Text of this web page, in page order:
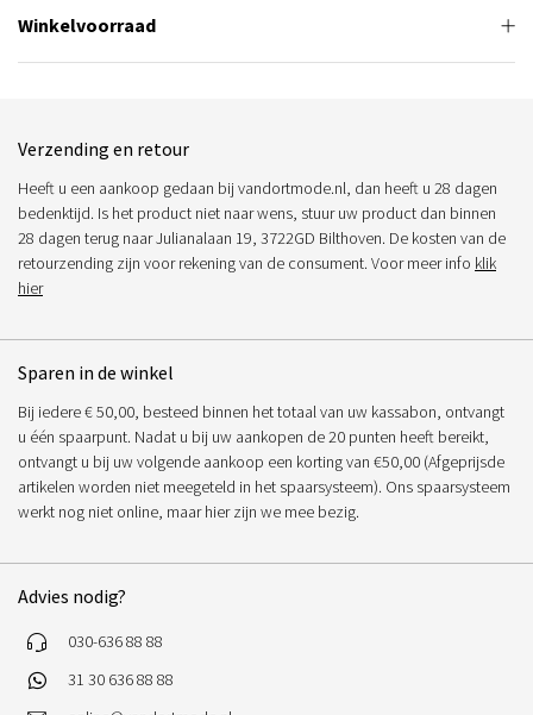
Winkelvoorraad
Verzending en retour
Heeft u een aankoop gedaan bij vandortmode.nl, dan heeft u 28 dagen
bedenktijd. Is het product niet naar wens, stuur uw product dan binnen
28 dagen terug naar Julianalaan 19, 3722GD Bilthoven. De kosten van de
retourzending zijn voor rekening van de consument. Voor meer info klik
hier
Sparen in de winkel
Bij iedere € 50,00, besteed binnen het totaal van uw kassabon, ontvangt
u één spaarpunt. Nadat u bij uw aankopen de 20 punten heeft bereikt,
ontvangt u bij uw volgende aankoop een korting van €50,00 (Afgeprijsde
artikelen worden niet meegeteld in het spaarsysteem). Ons spaarsysteem
werkt nog niet online, maar hier zijn we mee bezig.
Advies nodig?
030-636 88 88
31 30 636 88 88